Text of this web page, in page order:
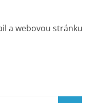
a webovou stránku